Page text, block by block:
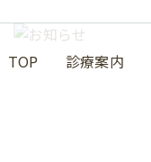
TOP 診療案内